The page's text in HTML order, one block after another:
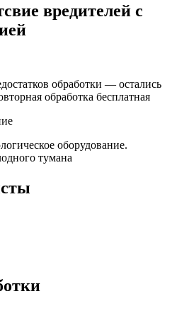
вредителей с
обработки — остались
обработка бесплатная
оборудование.
тумана